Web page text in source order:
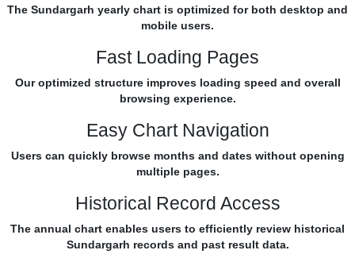
The Sundargarh yearly chart is optimized for both desktop and
mobile users.
Fast Loading Pages
Our optimized structure improves loading speed and overall
browsing experience.
Easy Chart Navigation
Users can quickly browse months and dates without opening
multiple pages.
Historical Record Access
The annual chart enables users to efficiently review historical
Sundargarh records and past result data.